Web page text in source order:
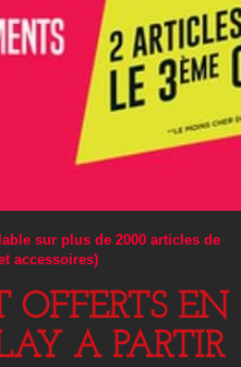
sur plus de 2000 articles de
accessoires)
OFFERTS EN
A PARTIR